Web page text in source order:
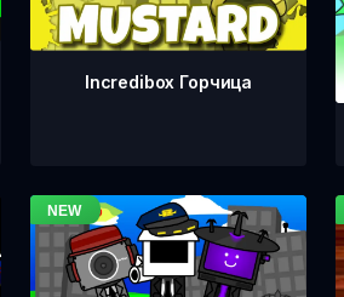
Incredibox Горчица